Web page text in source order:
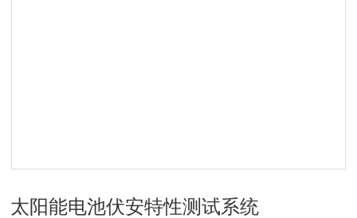
太阳能电池伏安特性测试系统